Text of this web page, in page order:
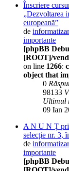
Înscriere
„Dezvoltarea
europeană”
de
importante
[phpBB
[ROOT]/
on line 1266:
object that
0
98133
Ultimul
09 Ian
A N U N Ț
selecție nr. 3,
de
importante
[phpBB